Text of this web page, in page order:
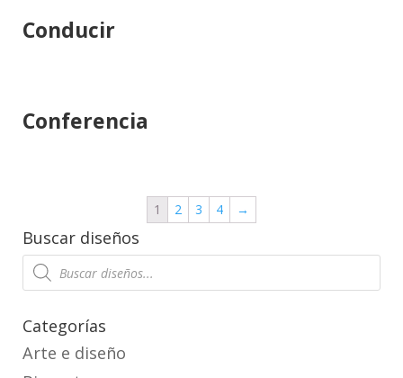
Conducir
Conferencia
1 2 3 4 →
Buscar diseños
Products
search
Categorías
Arte e diseño